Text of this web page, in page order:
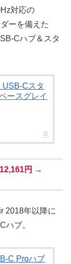
対応の
ーを備えた
Cハブ＆スタ
USB-Cスタ
ースグレイ
12,161円 →
2018年以降に
ハブ。
C Proハブ